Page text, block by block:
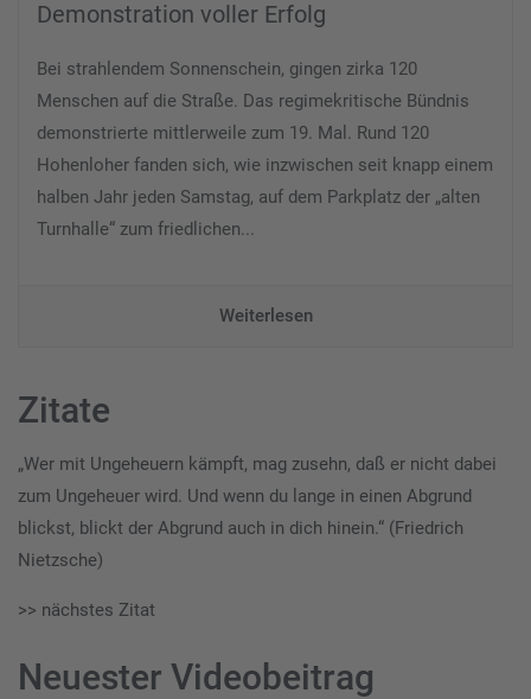
Demonstration voller Erfolg
Bei strahlendem Sonnenschein, gingen zirka 120
Menschen auf die Straße. Das regimekritische Bündnis
demonstrierte mittlerweile zum 19. Mal. Rund 120
Hohenloher fanden sich, wie inzwischen seit knapp einem
halben Jahr jeden Samstag, auf dem Parkplatz der „alten
Turnhalle“ zum friedlichen...
Weiterlesen
Zitate
„Wer mit Ungeheuern kämpft, mag zusehn, daß er nicht dabei
zum Ungeheuer wird. Und wenn du lange in einen Abgrund
blickst, blickt der Abgrund auch in dich hinein.“ (Friedrich
Nietzsche)
>> nächstes Zitat
Neuester Videobeitrag